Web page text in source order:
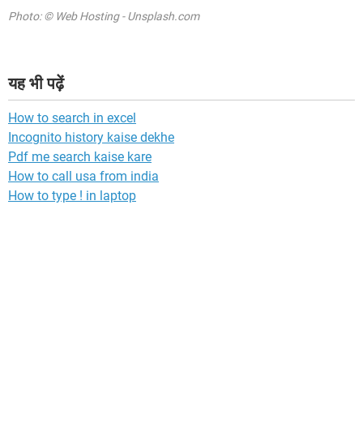
Photo: © Web Hosting - Unsplash.com
यह भी पढ़ें
How to search in excel
Incognito history kaise dekhe
Pdf me search kaise kare
How to call usa from india
How to type ! in laptop